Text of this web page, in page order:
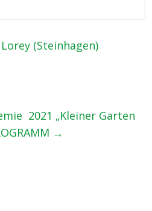
(Steinhagen)
2021 „Kleiner Garten
→